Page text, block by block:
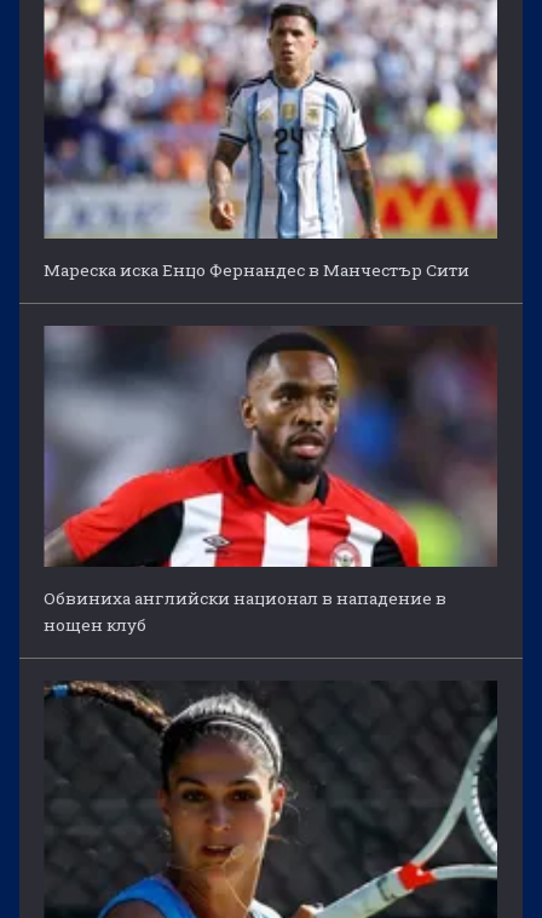
Мареска иска Енцо Фернандес в Манчестър Сити
Обвиниха английски национал в нападение в
нощен клуб